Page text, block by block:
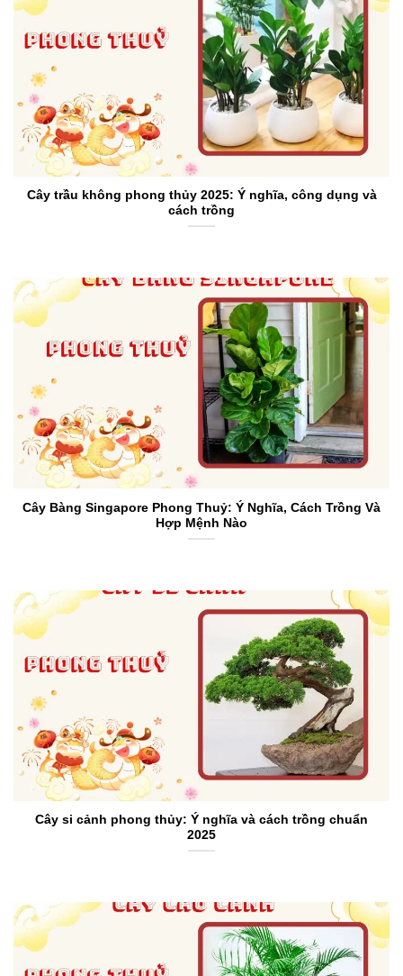
Cây trầu không phong thủy 2025: Ý nghĩa, công dụng và
cách trồng
Cây Bàng Singapore Phong Thuỷ: Ý Nghĩa, Cách Trồng Và
Hợp Mệnh Nào
Cây si cảnh phong thủy: Ý nghĩa và cách trồng chuẩn
2025